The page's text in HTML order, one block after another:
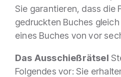
Sie garantieren, dass die
gedruckten Buches
eines Buches von vor
Das Ausschießrätsel
Folgendes vor: Sie